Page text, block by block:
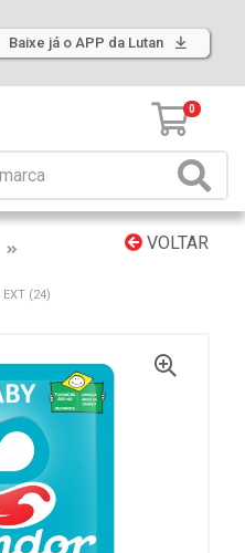
Baixe já o APP da Lutan
0
VOLTAR
EXT (24)